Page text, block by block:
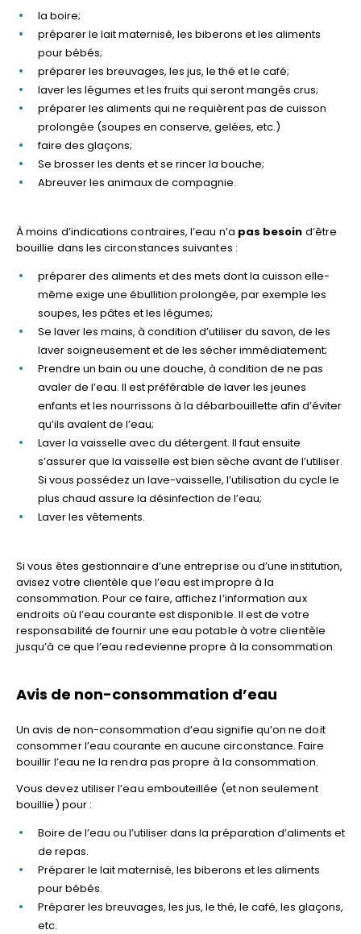
la boire;
préparer le lait maternisé, les biberons et les aliments
pour bébés;
préparer les breuvages, les jus, le thé et le café;
laver les légumes et les fruits qui seront mangés crus;
préparer les aliments qui ne requièrent pas de cuisson
prolongée (soupes en conserve, gelées, etc.)
faire des glaçons;
Se brosser les dents et se rincer la bouche;
Abreuver les animaux de compagnie.
À moins d’indications contraires, l’eau n’a pas besoin d’être
bouillie dans les circonstances suivantes :
préparer des aliments et des mets dont la cuisson elle-
même exige une ébullition prolongée, par exemple les
soupes, les pâtes et les légumes;
Se laver les mains, à condition d’utiliser du savon, de les
laver soigneusement et de les sécher immédiatement;
Prendre un bain ou une douche, à condition de ne pas
avaler de l’eau. Il est préférable de laver les jeunes
enfants et les nourrissons à la débarbouillette afin d’éviter
qu’ils avalent de l’eau;
Laver la vaisselle avec du détergent. Il faut ensuite
s’assurer que la vaisselle est bien sèche avant de l’utiliser.
Si vous possédez un lave-vaisselle, l’utilisation du cycle le
plus chaud assure la désinfection de l’eau;
Laver les vêtements.
Si vous êtes gestionnaire d’une entreprise ou d’une institution,
avisez votre clientèle que l’eau est impropre à la
consommation. Pour ce faire, affichez l’information aux
endroits où l’eau courante est disponible. Il est de votre
responsabilité de fournir une eau potable à votre clientèle
jusqu’à ce que l’eau redevienne propre à la consommation.
Avis de non-consommation d’eau
Un avis de non-consommation d’eau signifie qu’on ne doit
consommer l’eau courante en aucune circonstance. Faire
bouillir l’eau ne la rendra pas propre à la consommation.
Vous devez utiliser l’eau embouteillée (et non seulement
bouillie) pour :
Boire de l’eau ou l’utiliser dans la préparation d’aliments et
de repas.
Préparer le lait maternisé, les biberons et les aliments
pour bébés.
Préparer les breuvages, les jus, le thé, le café, les glaçons,
etc.